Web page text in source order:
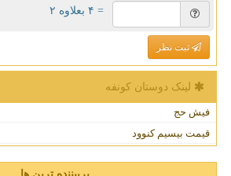
= ۴ بعلاوه ۲
ثبت نظر
لینک دوستان كونفه
فیش حج
قیمت بیسیم کنوود